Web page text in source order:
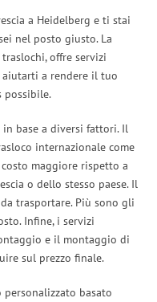
a Heidelberg e ti stai
nel posto giusto. La
offre servizi
a rendere il tuo
possibile.
base a diversi fattori. Il
internazionale come
maggiore rispetto a
o dello stesso paese. Il
trasportare. Più sono gli
Infine, i servizi
e il montaggio di
sul prezzo finale.
basato